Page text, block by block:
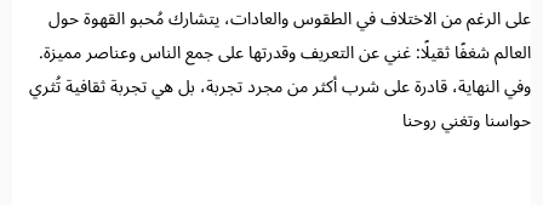
على الرغم من الاختلاف في الطقوس والعادات، يتشارك مُحبو القهوة حول
العالم شغفًا ثقيلًا: غني عن التعريف وقدرتها على جمع الناس وعناصر مميزة.
وفي النهاية، قادرة على شرب أكثر من مجرد تجربة، بل هي تجربة ثقافية تُثري
حواسنا وتغني روحنا